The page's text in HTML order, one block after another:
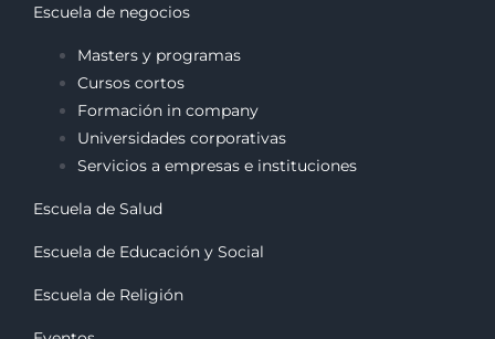
Escuela de negocios
Masters y programas
Cursos cortos
Formación in company
Universidades corporativas
Servicios a empresas e instituciones
Escuela de Salud
Escuela de Educación y Social
Escuela de Religión